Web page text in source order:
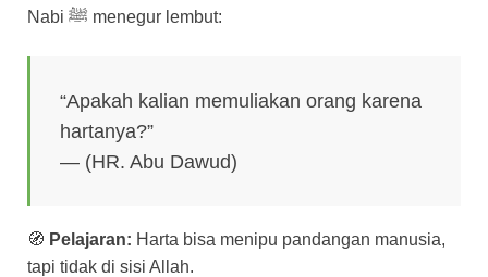
Nabi ﷺ menegur lembut:
“Apakah kalian memuliakan orang karena
hartanya?”
— (HR. Abu Dawud)
🧭 Pelajaran: Harta bisa menipu pandangan manusia,
tapi tidak di sisi Allah.